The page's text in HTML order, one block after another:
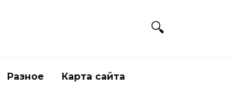
Разное Карта сайта